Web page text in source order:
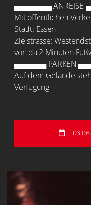
▄▄▄▄▄▄▄ ANREISE
Mit öffentlichen
Stadt: Essen
Zielstrasse:
von da 2 Minuten
▄▄▄▄▄▄ PARKEN
Auf dem Gelände
Verfügung